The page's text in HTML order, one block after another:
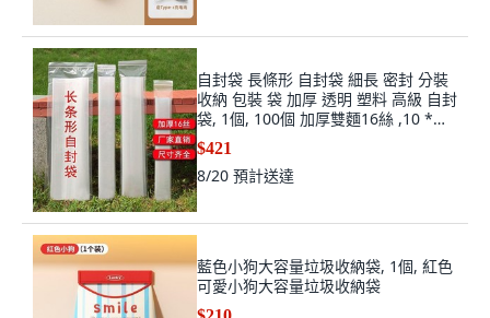
自封袋 長條形 自封袋 細長 密封 分裝
收納 包裝 袋 加厚 透明 塑料 高級 自封
袋, 1個, 100個 加厚雙麵16絲 ,10 *
30cm
$421
8/20 預計送達
藍色小狗大容量垃圾收納袋, 1個, 紅色
可愛小狗大容量垃圾收納袋